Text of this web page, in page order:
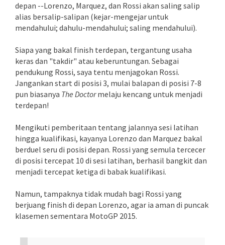
depan --Lorenzo, Marquez, dan Rossi akan saling salip
alias bersalip-salipan (kejar-mengejar untuk
mendahului; dahulu-mendahului; saling mendahului).
Siapa yang bakal finish terdepan, tergantung usaha
keras dan "takdir" atau keberuntungan. Sebagai
pendukung Rossi, saya tentu menjagokan Rossi.
Jangankan start di posisi 3, mulai balapan di posisi 7-8
pun biasanya The Doctormelaju kencang untuk menjadi
terdepan!
Mengikuti pemberitaan tentang jalannya sesi latihan
hingga kualifikasi, kayanya Lorenzo dan Marquez bakal
berduel seru di posisi depan. Rossi yang semula tercecer
di posisi tercepat 10 di sesi latihan, berhasil bangkit dan
menjadi tercepat ketiga di babak kualifikasi.
Namun, tampaknya tidak mudah bagi Rossi yang
berjuang finish di depan Lorenzo, agar ia aman di puncak
klasemen sementara MotoGP 2015.